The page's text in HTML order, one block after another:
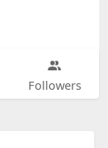
Followers